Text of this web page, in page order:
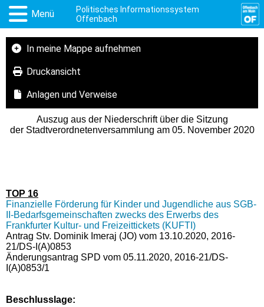
Menü
Politisches Informationssystem
Offenbach
In meine Mappe aufnehmen
Druckansicht
Anlagen und Verweise
Auszug aus der Niederschrift über die Sitzung
der Stadtverordnetenversammlung am 05. November 2020
TOP 16
Finanzielle Förderung für Kinder und Jugendliche aus SGB-
II-Bedarfsgemeinschaften zwecks des Erwerbs des
Frankfurter Kultur- und Freizeittickets (KUFTI)
Antrag Stv. Dominik Imeraj (JO) vom 13.10.2020, 2016-
21/DS-I(A)0853
Änderungsantrag SPD vom 05.11.2020, 2016-21/DS-
I(A)0853/1
Beschlusslage: